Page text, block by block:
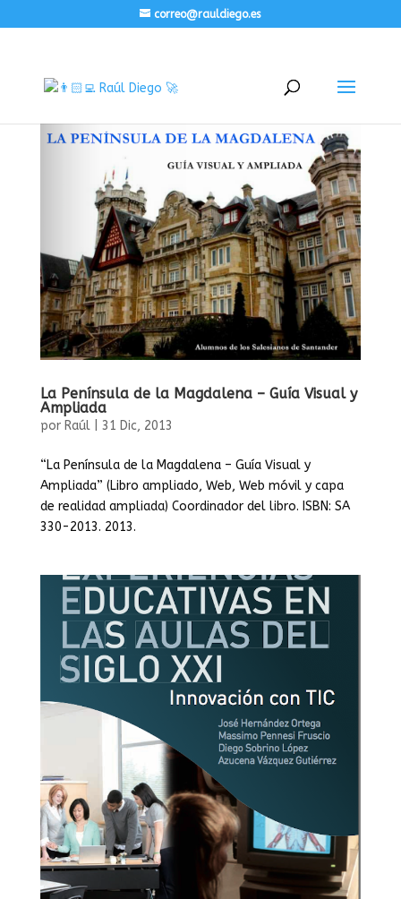
correo@rauldiego.es
La Península de la Magdalena – Guía Visual y
Ampliada
por Raúl| 31 Dic, 2013
“La Península de la Magdalena – Guía Visual y
Ampliada” (Libro ampliado, Web, Web móvil y capa
de realidad ampliada) Coordinador del libro. ISBN: SA
330-2013. 2013.